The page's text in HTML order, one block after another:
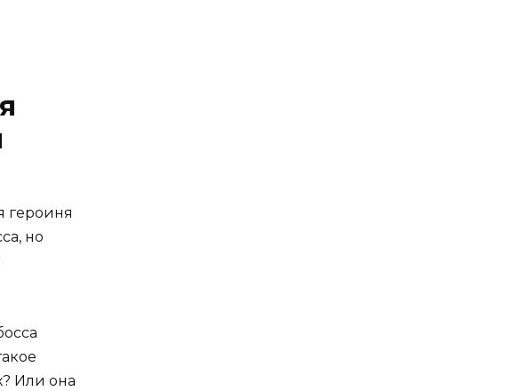
героиня
но
Или она